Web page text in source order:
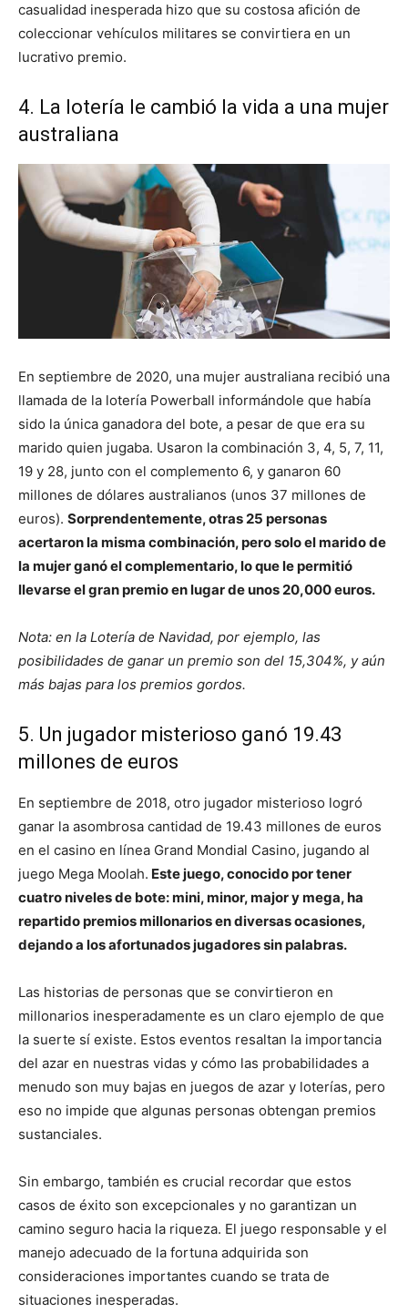
casualidad inesperada hizo que su costosa afición de
coleccionar vehículos militares se convirtiera en un
lucrativo premio.
4. La lotería le cambió la vida a una mujer
australiana
En septiembre de 2020, una mujer australiana recibió una
llamada de la lotería Powerball informándole que había
sido la única ganadora del bote, a pesar de que era su
marido quien jugaba. Usaron la combinación 3, 4, 5, 7, 11,
19 y 28, junto con el complemento 6, y ganaron 60
millones de dólares australianos (unos 37 millones de
euros). Sorprendentemente, otras 25 personas
acertaron la misma combinación, pero solo el marido de
la mujer ganó el complementario, lo que le permitió
llevarse el gran premio en lugar de unos 20,000 euros.
Nota: en la Lotería de Navidad, por ejemplo, las
posibilidades de ganar un premio son del 15,304%, y aún
más bajas para los premios gordos.
5. Un jugador misterioso ganó 19.43
millones de euros
En septiembre de 2018, otro jugador misterioso logró
ganar la asombrosa cantidad de 19.43 millones de euros
en el casino en línea Grand Mondial Casino, jugando al
juego Mega Moolah. Este juego, conocido por tener
cuatro niveles de bote: mini, minor, major y mega, ha
repartido premios millonarios en diversas ocasiones,
dejando a los afortunados jugadores sin palabras.
Las historias de personas que se convirtieron en
millonarios inesperadamente es un claro ejemplo de que
la suerte sí existe. Estos eventos resaltan la importancia
del azar en nuestras vidas y cómo las probabilidades a
menudo son muy bajas en juegos de azar y loterías, pero
eso no impide que algunas personas obtengan premios
sustanciales.
Sin embargo, también es crucial recordar que estos
casos de éxito son excepcionales y no garantizan un
camino seguro hacia la riqueza. El juego responsable y el
manejo adecuado de la fortuna adquirida son
consideraciones importantes cuando se trata de
situaciones inesperadas.